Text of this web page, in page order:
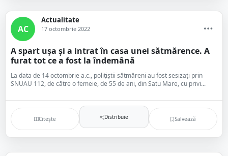
AC
Actualitate
17 octombrie 2022
A spart ușa și a intrat în casa unei sătmărence. A
furat tot ce a fost la îndemână
La data de 14 octombrie a.c., polițiștii sătmăreni au fost sesizați prin
SNUAU 112, de către o femeie, de 55 de ani, din Satu Mare, cu privi...
Citește Distribuie Salvează